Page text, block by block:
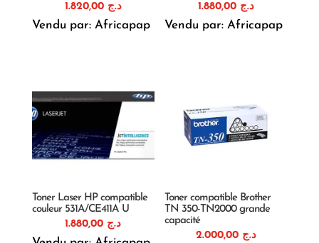
د.ج 1.820,00
Vendu par: Africapap
د.ج 1.880,00
Vendu par: Africapap
Toner Laser HP compatible
couleur 531A/CE411A U
د.ج
Toner compatible Brother
TN 350-TN2000 grande
capacité
د.ج 2.000,00